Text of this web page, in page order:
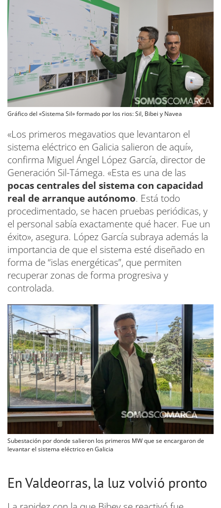
Gráfico del «Sistema Sil» formado por los rios: Sil, Bibei y Navea
«Los primeros megavatios que levantaron el
sistema eléctrico en Galicia salieron de aquí»,
confirma Miguel Ángel López García, director de
Generación Sil-Támega. «Esta es una de las
pocas centrales del sistema con capacidad
real de arranque autónomo. Está todo
procedimentado, se hacen pruebas periódicas, y
el personal sabía exactamente qué hacer. Fue un
éxito», asegura. López García subraya además la
importancia de que el sistema esté diseñado en
forma de “islas energéticas”, que permiten
recuperar zonas de forma progresiva y
controlada.
Subestación por donde salieron los primeros MW que se encargaron de
levantar el sistema eléctrico en Galicia
En Valdeorras, la luz volvió pronto